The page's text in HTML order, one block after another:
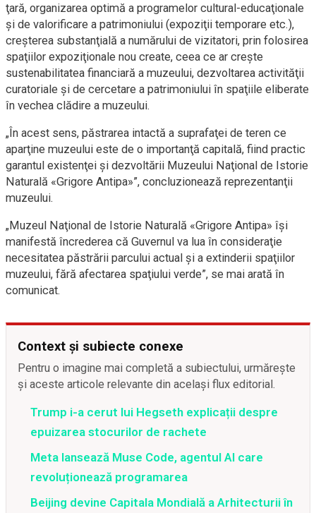
ţară, organizarea optimă a programelor cultural-educaţionale
şi de valorificare a patrimoniului (expoziţii temporare etc.),
creşterea substanţială a numărului de vizitatori, prin folosirea
spaţiilor expoziţionale nou create, ceea ce ar creşte
sustenabilitatea financiară a muzeului, dezvoltarea activităţii
curatoriale şi de cercetare a patrimoniului în spaţiile eliberate
în vechea clădire a muzeului.
„În acest sens, păstrarea intactă a suprafaţei de teren ce
aparţine muzeului este de o importanţă capitală, fiind practic
garantul existenţei şi dezvoltării Muzeului Naţional de Istorie
Naturală «Grigore Antipa»”, concluzionează reprezentanţii
muzeului.
„Muzeul Naţional de Istorie Naturală «Grigore Antipa» îşi
manifestă încrederea că Guvernul va lua în consideraţie
necesitatea păstrării parcului actual şi a extinderii spaţiilor
muzeului, fără afectarea spaţiului verde”, se mai arată în
comunicat.
Context și subiecte conexe
Pentru o imagine mai completă a subiectului, urmărește
și aceste articole relevante din același flux editorial.
Trump i-a cerut lui Hegseth explicații despre
epuizarea stocurilor de rachete
Meta lansează Muse Code, agentul AI care
revoluționează programarea
Beijing devine Capitala Mondială a Arhitecturii în